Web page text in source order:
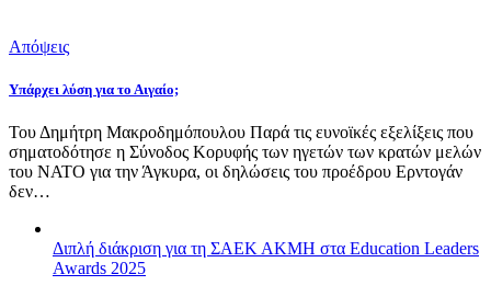
Απόψεις
Υπάρχει λύση για το Αιγαίο;
Του Δημήτρη Μακροδημόπουλου Παρά τις ευνοϊκές εξελίξεις που
σηματοδότησε η Σύνοδος Κορυφής των ηγετών των κρατών μελών
του ΝΑΤΟ για την Άγκυρα, οι δηλώσεις του προέδρου Ερντογάν
δεν…
Διπλή διάκριση για τη ΣΑΕΚ ΑΚΜΗ στα Education Leaders
Awards 2025